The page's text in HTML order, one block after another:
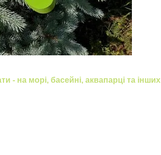
- на морі, басейні, аквапарці та інших